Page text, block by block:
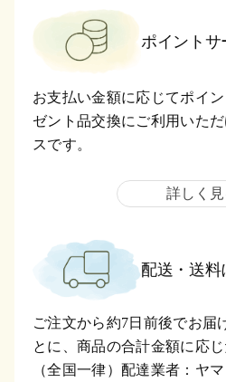
ポイントサ
お支払い金額に応じてポイ
ゼント品交換にご利用いた
スです。
詳しく見
配送・送料
ご注文から約7日前後でお届
とに、商品の合計金額に応
（全国一律）配達業者：ヤ